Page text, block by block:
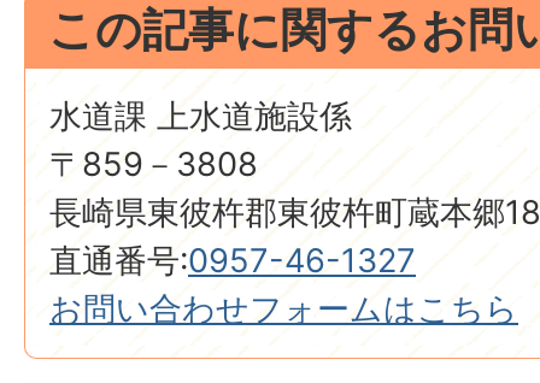
この記事に関するお問
水道課 上水道施設係
〒859－3808
長崎県東彼杵郡東彼杵町蔵本郷
直通番号:0957-46-1327
お問い合わせフォームはこちら